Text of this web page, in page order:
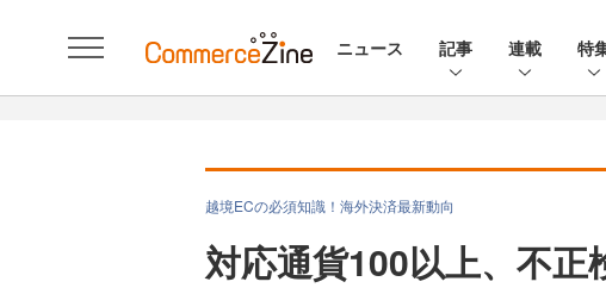
ニュース 記事 連載 特
越境ECの必須知識！海外決済最新動向
対応通貨100以上、不